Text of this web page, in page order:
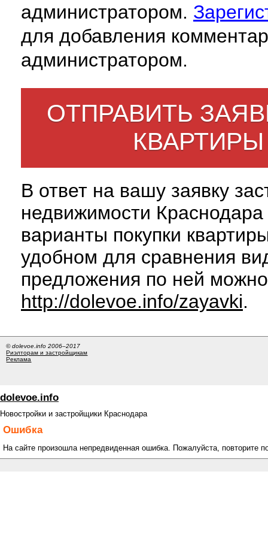
администратором.
для добавления
администратором.
ОТПРАВИТЬ
В ответ на вашу заявку
недвижимости
варианты покупки
удобном для сравнения
предложения по ней
http://dolevoe.info/zayavki.
© dolevoe.info 2006–2017
Риэлторам и застройщикам
Реклама
dolevoe.info
Новостройки и застройщики Краснодара
Ошибка
На сайте произошла непредвиденная ошибка. Пожалуйста, повторите